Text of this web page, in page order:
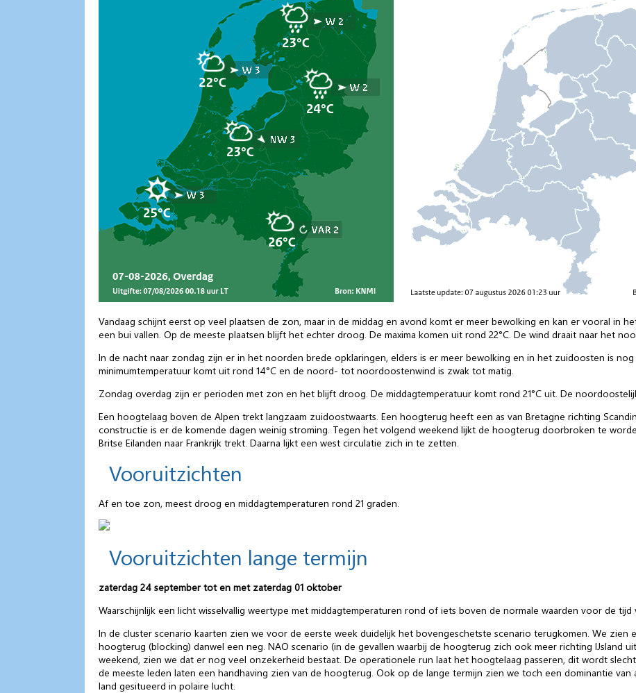
Vandaag schijnt eerst op veel plaatsen de zon, maar in de middag en avond komt er meer bewolking en kan er vooral in
een bui vallen. Op de meeste plaatsen blijft het echter droog. De maxima komen uit rond 22°C. De wind draait naar het
In de nacht naar zondag zijn er in het noorden brede opklaringen, elders is er meer bewolking en in het zuidoosten is
minimumtemperatuur komt uit rond 14°C en de noord- tot noordoostenwind is zwak tot matig.
Zondag overdag zijn er perioden met zon en het blijft droog. De middagtemperatuur komt rond 21°C uit. De
Een hoogtelaag boven de Alpen trekt langzaam zuidoostwaarts. Een hoogterug heeft een as van Bretagne richting
constructie is er de komende dagen weinig stroming. Tegen het volgend weekend lijkt de hoogterug doorbroken te
Britse Eilanden naar Frankrijk trekt. Daarna lijkt een west circulatie zich in te zetten.
Vooruitzichten
Af en toe zon, meest droog en middagtemperaturen rond 21 graden.
Vooruitzichten lange termijn
zaterdag 24 september tot en met zaterdag 01 oktober
Waarschijnlijk een licht wisselvallig weertype met middagtemperaturen rond of iets boven de normale waarden voor de tijd
In de cluster scenario kaarten zien we voor de eerste week duidelijk het bovengeschetste scenario terugkomen. We zien
hoogterug (blocking) danwel een neg. NAO scenario (in de gevallen waarbij de hoogterug zich ook meer richting IJsland
weekend, zien we dat er nog veel onzekerheid bestaat. De operationele run laat het hoogtelaag passeren, dit wordt
de meeste leden laten een handhaving zien van de hoogterug. Ook op de lange termijn zien we toch een dominantie van
land gesitueerd in polaire lucht.